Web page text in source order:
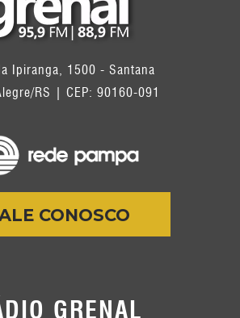
Ipiranga, 1500 - Santana
RS | CEP: 90160-091
CONOSCO
GRENAL